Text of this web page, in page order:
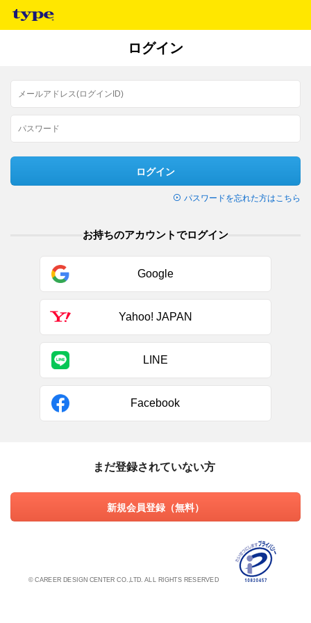
ログイン
ログイン
パスワードを忘れた方はこちら
お持ちのアカウントでログイン
Google
Yahoo! JAPAN
LINE
Facebook
まだ登録されていない方
新規会員登録（無料）
© CAREER DESIGN CENTER CO.,LTD. ALL RIGHTS RESERVED